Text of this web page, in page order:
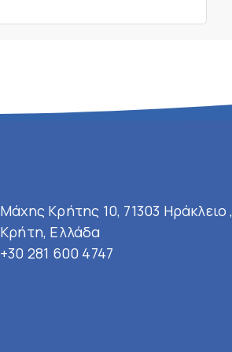
Μάχης Κρήτης 10, 71303 Ηράκλειο ,
Κρήτη, Ελλάδα
+30 281 600 4747